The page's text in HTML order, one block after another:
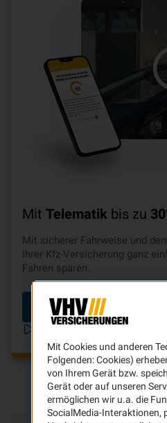
Mit Telematik bis zu
Mit sicherer Fahrweise und
Ihrer Kfz-Versicherung ganz
Fahren sparen.
Beitrag
Telematik in unter 2 Minuten
Mit Cookies und anderen
Folgenden: Cookies)
von Ihrem Gerät bzw.
Gerät oder auf unseren
ermöglichen wir u.a. die
SocialMedia-Interaktionen,